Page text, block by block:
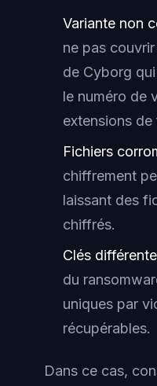
Variante non
ne pas
de Cyborg
le numéro de
extensions de
Fichiers
chiffrement
laissant des
chiffrés.
Clés
du
uniques par
récupérables.
Dans ce cas,